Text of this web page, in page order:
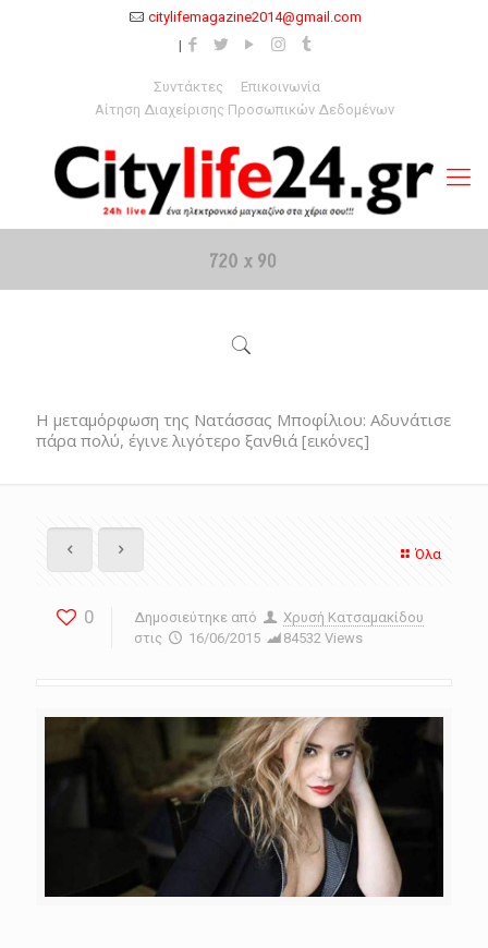
citylifemagazine2014@gmail.com
Συντάκτες
Επικοινωνία
Αίτηση Διαχείρισης Προσωπικών Δεδομένων
Η μεταμόρφωση της Νατάσσας Μποφίλιου: Αδυνάτισε
πάρα πολύ, έγινε λιγότερο ξανθιά [εικόνες]
Όλα
0 Δημοσιεύτηκε από
Χρυσή Κατσαμακίδου
στις
16/06/2015 84532 Views